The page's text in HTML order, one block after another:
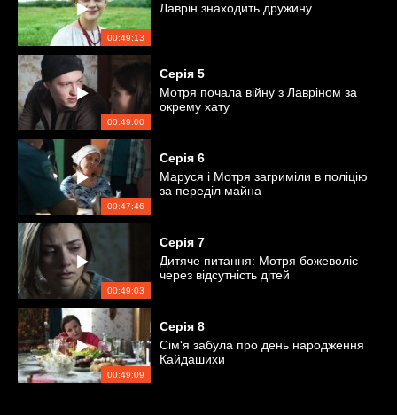
00:49:13
Лаврін знаходить дружину
00:49:00
Серія 5
Мотря почала війну з Лавріном за
окрему хату
00:47:46
Серія 6
Маруся і Мотря загриміли в поліцію
за переділ майна
00:49:03
Серія 7
Дитяче питання: Мотря божеволіє
через відсутність дітей
00:49:09
Серія 8
Сім'я забула про день народження
Кайдашихи